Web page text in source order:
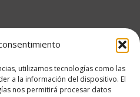
utilizamos tecnologías como las
a la información del dispositivo. El
nos permitirá procesar datos